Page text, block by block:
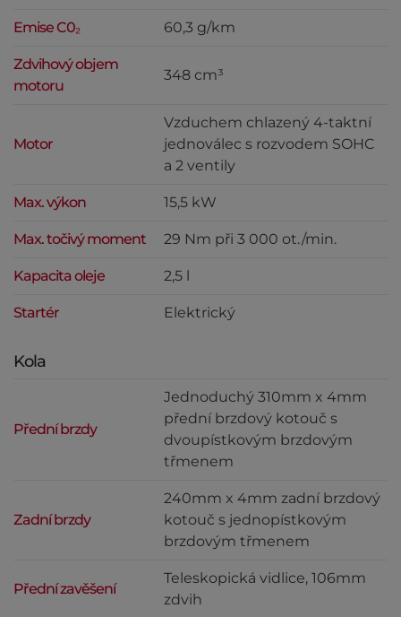
Emise C0₂ 60,3 g/km
Zdvihový objem
motoru
348 cm³
Motor
Vzduchem chlazený 4-taktní
jednoválec s rozvodem SOHC
a 2 ventily
Max. výkon 15,5 kW
Max. točivý moment 29 Nm při 3 000 ot./min.
Kapacita oleje 2,5 l
Startér Elektrický
Kola
Přední brzdy
Jednoduchý 310mm x 4mm
přední brzdový kotouč s
dvoupístkovým brzdovým
třmenem
Zadní brzdy
240mm x 4mm zadní brzdový
kotouč s jednopístkovým
brzdovým třmenem
Přední zavěšení
Teleskopická vidlice, 106mm
zdvih